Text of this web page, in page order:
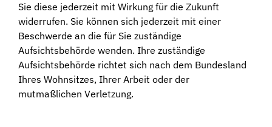
Sie diese jederzeit mit Wirkung für die Zukunft
widerrufen. Sie können sich jederzeit mit einer
Beschwerde an die für Sie zuständige
Aufsichtsbehörde wenden. Ihre zuständige
Aufsichtsbehörde richtet sich nach dem Bundesland
Ihres Wohnsitzes, Ihrer Arbeit oder der
mutmaßlichen Verletzung.